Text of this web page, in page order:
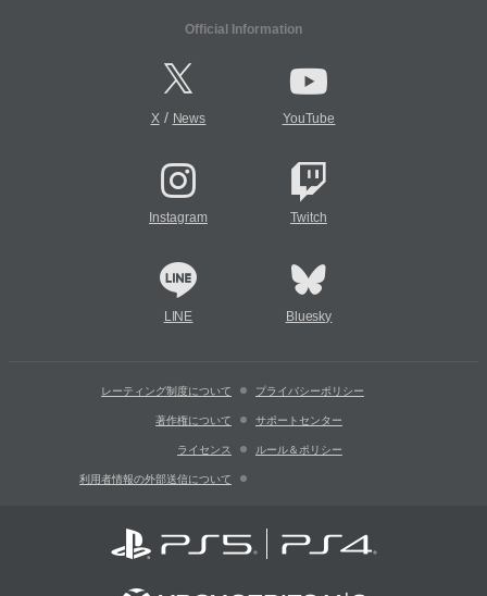
Official Information
X/ News YouTube
Instagram Twitch
LINE Bluesky
レーティング制度について プライバシーポリシー
著作権について サポートセンター
ライセンス ルール＆ポリシー
利用者情報の外部送信について